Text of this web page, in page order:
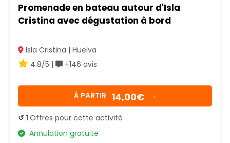
Promenade en bateau autour d'Isla
Cristina avec dégustation à bord
Isla Cristina | Huelva
4.8/5 |
+146 avis
Á PARTIR 14,00€ →
↺ 1Offres pour cette activité
Annulation gratuite